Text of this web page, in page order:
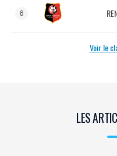
6
Voir le
LES